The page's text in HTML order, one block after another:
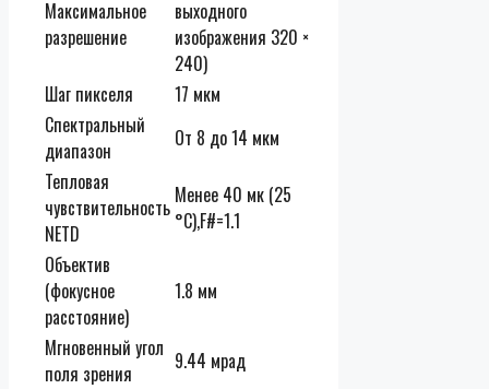
Максимальное
разрешение
выходного
изображения 320 ×
240)
Шаг пикселя
17 мкм
Спектральный
диапазон
От 8 до 14 мкм
Тепловая
чувствительность
NETD
Менее 40 мк (25
°C),F#=1.1
Объектив
(фокусное
расстояние)
1.8 мм
Мгновенный угол
поля зрения
9.44 мрад